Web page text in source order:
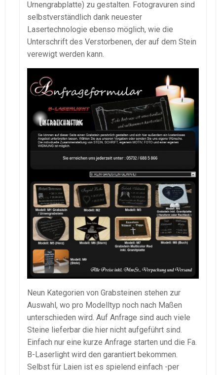
Urnengrabplatte) zu gestalten. Fotogravuren sind
selbstverständlich dank neuester
Lasertechnologie ebenso möglich, wie die
Unterschrift des Verstorbenen, der auf dem Stein
verewigt werden kann.
Neun Kategorien von Grabsteinen stehen zur
Auswahl, wo pro Modelltyp noch nach Maßen
unterschieden wird. Auf Anfrage sind auch viele
Steine lieferbar die hier nicht aufgeführt sind.
Einfach nur eine kurze Anfrage starten und die Fa.
B-Laserlight wird den garantiert bekommen.
Selbst für Laien ist es spielend einfach -per